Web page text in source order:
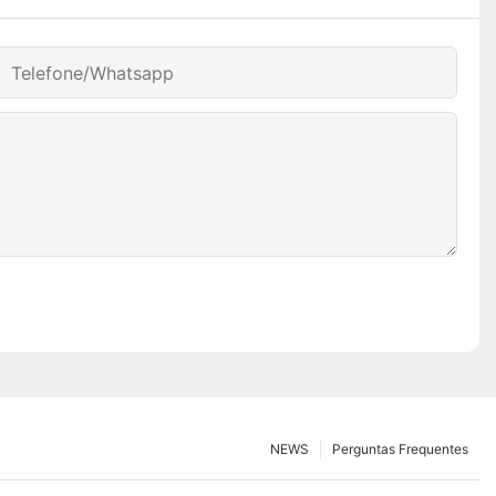
Telefone/whatsapp
Perguntas Frequentes
NEWS